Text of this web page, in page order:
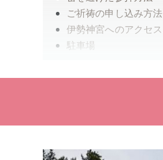
ご祈祷の申し込み方法
伊勢神宮へのアクセス
駐車場